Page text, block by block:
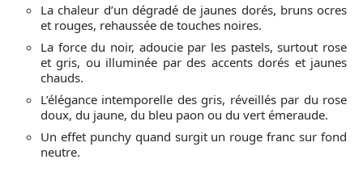
La chaleur d’un dégradé de jaunes dorés, bruns ocres
et rouges, rehaussée de touches noires.
La force du noir, adoucie par les pastels, surtout rose
et gris, ou illuminée par des accents dorés et jaunes
chauds.
L’élégance intemporelle des gris, réveillés par du rose
doux, du jaune, du bleu paon ou du vert émeraude.
Un effet punchy quand surgit un rouge franc sur fond
neutre.